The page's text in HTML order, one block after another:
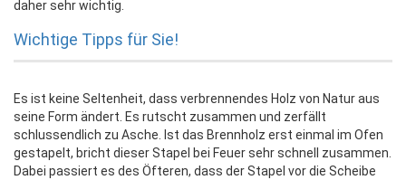
daher sehr wichtig.
Wichtige Tipps für Sie!
Es ist keine Seltenheit, dass verbrennendes Holz von Natur aus
seine Form ändert. Es rutscht zusammen und zerfällt
schlussendlich zu Asche. Ist das Brennholz erst einmal im Ofen
gestapelt, bricht dieser Stapel bei Feuer sehr schnell zusammen.
Dabei passiert es des Öfteren, dass der Stapel vor die Scheibe